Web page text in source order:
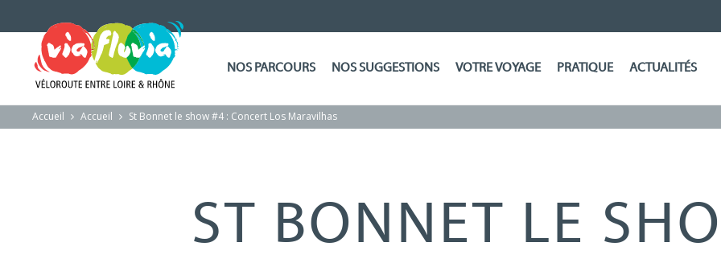
NOS PARCOURS NOS SUGGESTIONS VOTRE VOYAGE PRATIQUE ACTUALITÉS
Accueil Accueil St Bonnet le show #4 : Concert Los Maravilhas
ST BONNET LE